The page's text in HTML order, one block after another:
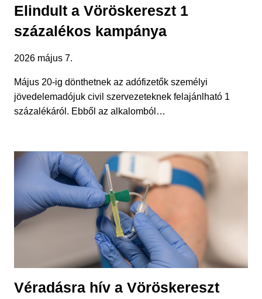
Elindult a Vöröskereszt 1
százalékos kampánya
2026 május 7.
Május 20-ig dönthetnek az adófizetők személyi
jövedelemadójuk civil szervezeteknek felajánlható 1
százalékáról. Ebből az alkalomból…
Véradásra hív a Vöröskereszt